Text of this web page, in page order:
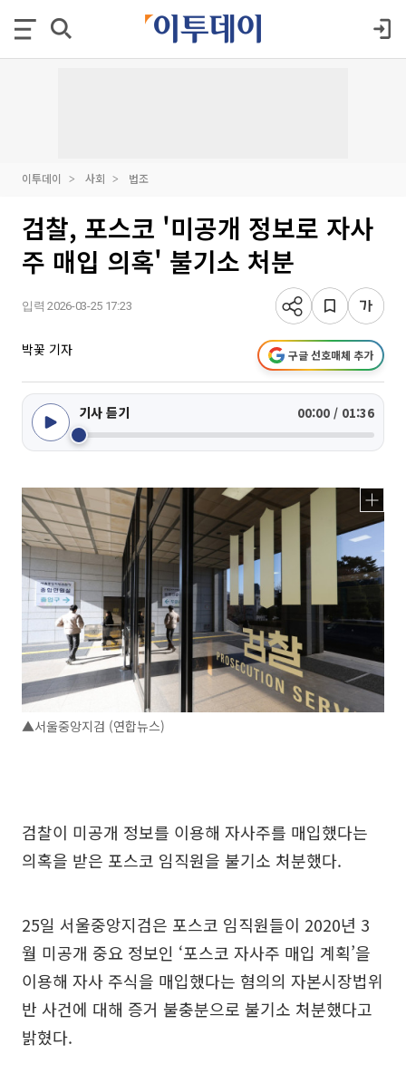
이투데이 사회 법조
검찰, 포스코 '미공개 정보로 자사
주 매입 의혹' 불기소 처분
입력 2026-03-25 17:23
박꽃 기자 구글 선호매체 추가
기사 듣기 00:00 / 01:36
▲서울중앙지검 (연합뉴스)
검찰이 미공개 정보를 이용해 자사주를 매입했다는
의혹을 받은 포스코 임직원을 불기소 처분했다.
25일 서울중앙지검은 포스코 임직원들이 2020년 3
월 미공개 중요 정보인 ‘포스코 자사주 매입 계획’을
이용해 자사 주식을 매입했다는 혐의의 자본시장법위
반 사건에 대해 증거 불충분으로 불기소 처분했다고
밝혔다.